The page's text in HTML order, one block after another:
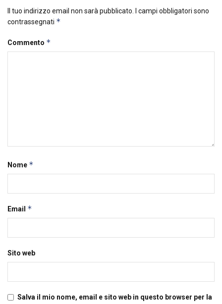
Il tuo indirizzo email non sarà pubblicato.
I campi obbligatori sono
contrassegnati *
Commento *
Nome *
Email *
Sito web
Salva il mio nome, email e sito web in questo browser per la